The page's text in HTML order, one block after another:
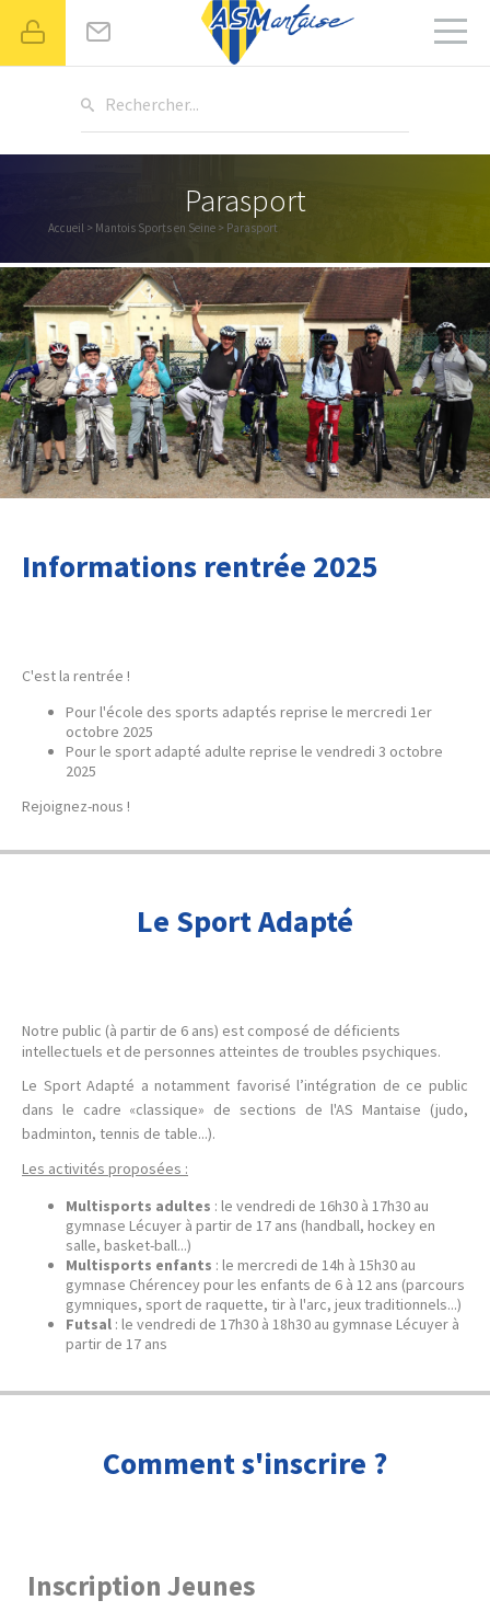
Rechercher...
Parasport
Accueil > Mantois Sports en Seine > Parasport
Informations rentrée 2025
C'est la rentrée !
Pour l'école des sports adaptés reprise le mercredi 1er
octobre 2025
Pour le sport adapté adulte reprise le vendredi 3 octobre
2025
Rejoignez-nous !
Le Sport Adapté
Notre public (à partir de 6 ans) est composé de déficients
intellectuels et de personnes atteintes de troubles psychiques.
Le Sport Adapté a notamment favorisé l’intégration de ce public
dans le cadre «classique» de sections de l'AS Mantaise (judo,
badminton, tennis de table...).
Les activités proposées :
Multisports adultes : le vendredi de 16h30 à 17h30 au
gymnase Lécuyer à partir de 17 ans (handball, hockey en
salle, basket-ball...)
Multisports enfants : le mercredi de 14h à 15h30 au
gymnase Chérencey pour les enfants de 6 à 12 ans (parcours
gymniques, sport de raquette, tir à l'arc, jeux traditionnels...)
Futsal : le vendredi de 17h30 à 18h30 au gymnase Lécuyer à
partir de 17 ans
Comment s'inscrire ?
Inscription Jeunes